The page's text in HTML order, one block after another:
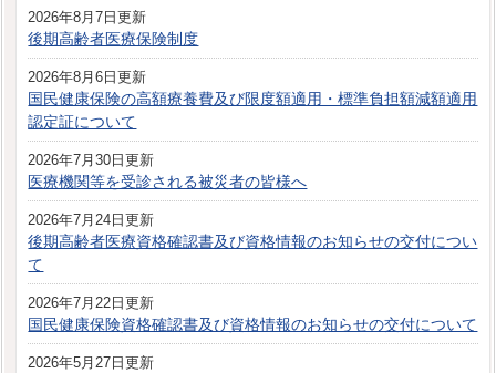
2026年8月7日更新
後期高齢者医療保険制度
2026年8月6日更新
国民健康保険の高額療養費及び限度額適用・標準負担額減額適用
認定証について
2026年7月30日更新
医療機関等を受診される被災者の皆様へ
2026年7月24日更新
後期高齢者医療資格確認書及び資格情報のお知らせの交付につい
て
2026年7月22日更新
国民健康保険資格確認書及び資格情報のお知らせの交付について
2026年5月27日更新